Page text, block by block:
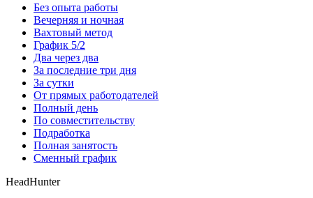
Без опыта работы
Вечерняя и ночная
Вахтовый метод
График 5/2
Два через два
За последние три дня
За сутки
От прямых работодателей
Полный день
По совместительству
Подработка
Полная занятость
Сменный график
HeadHunter